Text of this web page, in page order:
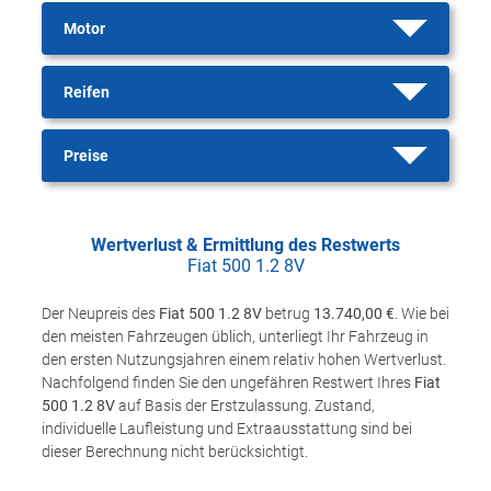
Motor
Reifen
Preise
Wertverlust & Ermittlung des Restwerts
Fiat 500 1.2 8V
Der Neupreis des Fiat 500 1.2 8V betrug 13.740,00 € . Wie bei
den meisten Fahrzeugen üblich, unterliegt Ihr Fahrzeug in
den ersten Nutzungsjahren einem relativ hohen Wertverlust.
Nachfolgend finden Sie den ungefähren Restwert Ihres Fiat
500 1.2 8Vauf Basis der Erstzulassung. Zustand,
individuelle Laufleistung und Extraausstattung sind bei
dieser Berechnung nicht berücksichtigt.